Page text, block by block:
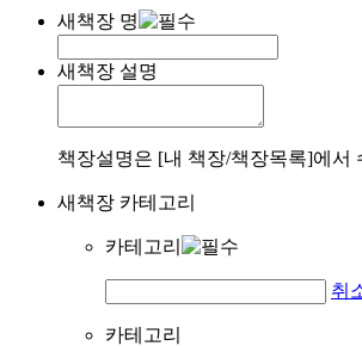
새책장 명
새책장 설명
책장설명은 [내 책장/책장목록]에서
새책장 카테고리
카테고리
취
카테고리